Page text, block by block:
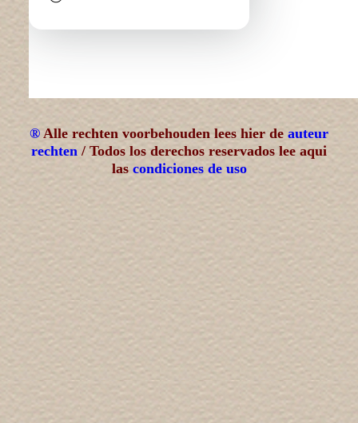
® Alle rechten voorbehouden lees hier de auteur
rechten / Todos los derechos reservados lee aqui
las condiciones de uso